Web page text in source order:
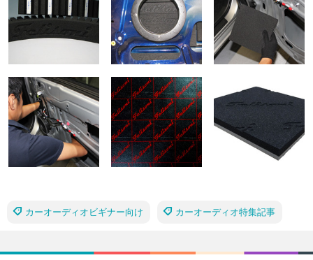
カーオーディオビギナー向け カーオーディオ特集記事